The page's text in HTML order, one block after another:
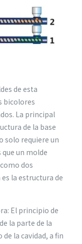
de esta
bicolores
La principal
de la base
solo requiere un
un molde
dos
la estructura de
El principio de
la parte de la
la cavidad, a fin